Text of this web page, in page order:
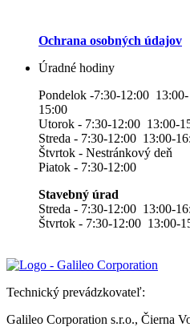
Ochrana osobných údajov
Úradné hodiny
Pondelok -7:30-12:00 13:00-
15:00
Utorok - 7:30-12:00 13:00-
Streda - 7:30-12:00 13:00-
Štvrtok - Nestránkový deň
Piatok - 7:30-12:00
Stavebný úrad
Streda - 7:30-12:00 13:00-
Štvrtok - 7:30-12:00 13:00-
Technický prevádzkovateľ:
Galileo Corporation s.r.o., Čierna